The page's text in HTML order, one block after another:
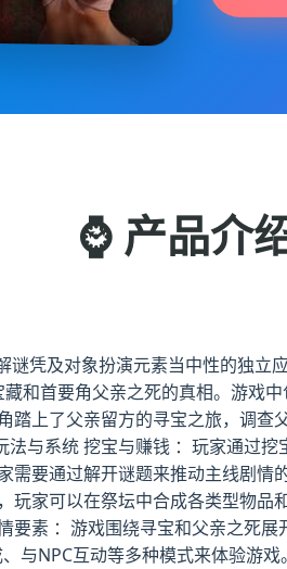
⌚ 产品介
凭及对象扮演元素当中性的独
和首要角父亲之死的真相。游戏
上了父亲留方的寻宝之旅，调
与系统 挖宝与赚钱 ：玩家通过
要通过解开谜题来推动主线剧
玩家可以在祭坛中合成各类型物
素 ：游戏围绕寻宝和父亲之死
与NPC互动等多种模式来体验游戏。